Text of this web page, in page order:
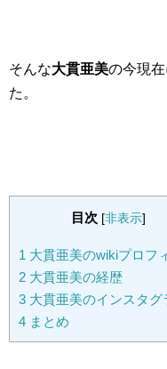
そんな大貫亜美の今現
た。
目次 [非表示]
1 大貫亜美のwikiプロフ
2 大貫亜美の経歴
3 大貫亜美のインスタグ
4 まとめ